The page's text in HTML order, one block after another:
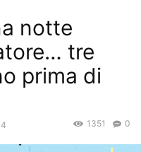
notte
tre
prima di
0
1351